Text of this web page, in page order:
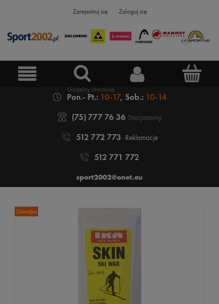
Zarejestruj się Zaloguj się
Pon.- Pt.: 10-17, Sob.: 10-14
(75) 777 76 36 Stacjonarny
512 772 773 Reklamacje
512 771 772
sport2002@onet.eu
Obniżka